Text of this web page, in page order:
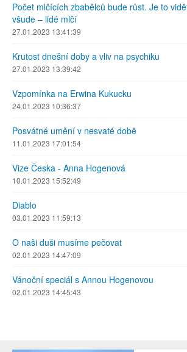
Počet mlčících zbabělců bude růst. Je to
všude – lidé mlčí
27.01.2023 13:41:39
Krutost dnešní doby a vliv na psychiku
27.01.2023 13:39:42
Vzpomínka na Erwina Kukucku
24.01.2023 10:36:37
Posvátné umění v nesvaté době
11.01.2023 17:01:54
Vize Česka - Anna Hogenová
10.01.2023 15:52:49
Diablo
03.01.2023 11:59:13
O naši duši musíme pečovat
02.01.2023 14:47:09
Vánoční speciál s Annou Hogenovou
02.01.2023 14:45:43